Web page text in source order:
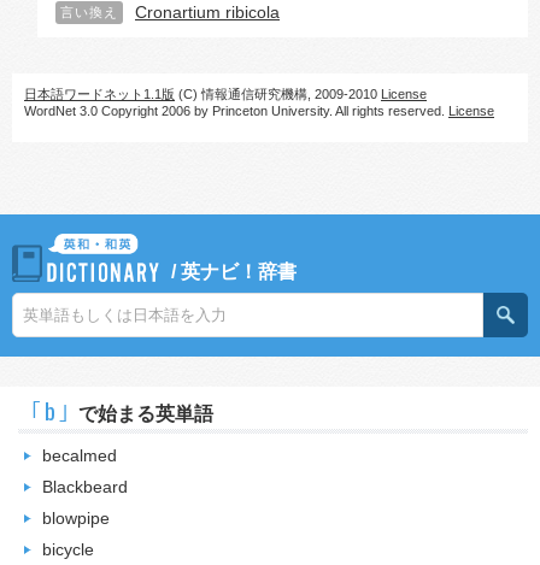
言い換え Cronartium ribicola
日本語ワードネット1.1版 (C) 情報通信研究機構, 2009-2010 License
WordNet 3.0 Copyright 2006 by Princeton University. All rights reserved. License
/英ナビ！辞書
｢b｣ で始まる英単語
becalmed
Blackbeard
blowpipe
bicycle